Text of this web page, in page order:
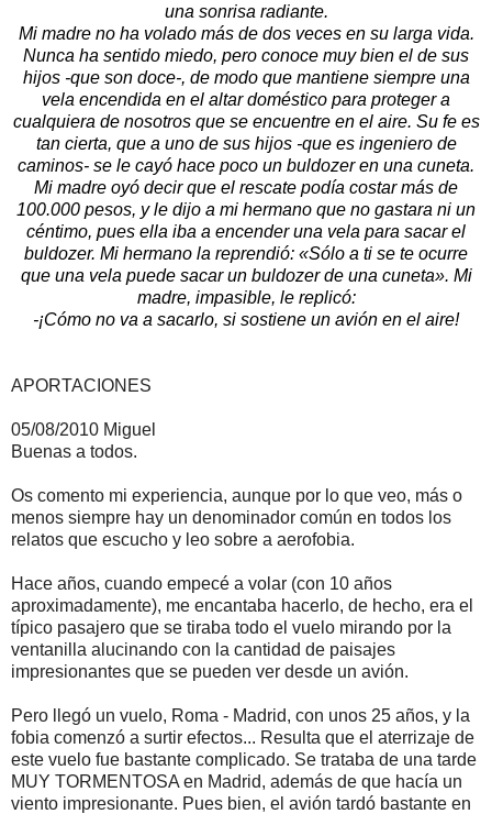
una sonrisa radiante.
Mi madre no ha volado más de dos veces en su larga vida.
Nunca ha sentido miedo, pero conoce muy bien el de sus
hijos -que son doce-, de modo que mantiene siempre una
vela encendida en el altar doméstico para proteger a
cualquiera de nosotros que se encuentre en el aire. Su fe es
tan cierta, que a uno de sus hijos -que es ingeniero de
caminos- se le cayó hace poco un buldozer en una cuneta.
Mi madre oyó decir que el rescate podía costar más de
100.000 pesos, y le dijo a mi hermano que no gastara ni un
céntimo, pues ella iba a encender una vela para sacar el
buldozer. Mi hermano la reprendió: «Sólo a ti se te ocurre
que una vela puede sacar un buldozer de una cuneta». Mi
madre, impasible, le replicó:
-¡Cómo no va a sacarlo, si sostiene un avión en el aire!
APORTACIONES
05/08/2010 Miguel
Buenas a todos.
Os comento mi experiencia, aunque por lo que veo, más o
menos siempre hay un denominador común en todos los
relatos que escucho y leo sobre a aerofobia.
Hace años, cuando empecé a volar (con 10 años
aproximadamente), me encantaba hacerlo, de hecho, era el
típico pasajero que se tiraba todo el vuelo mirando por la
ventanilla alucinando con la cantidad de paisajes
impresionantes que se pueden ver desde un avión.
Pero llegó un vuelo, Roma - Madrid, con unos 25 años, y la
fobia comenzó a surtir efectos... Resulta que el aterrizaje de
este vuelo fue bastante complicado. Se trataba de una tarde
MUY TORMENTOSA en Madrid, además de que hacía un
viento impresionante. Pues bien, el avión tardó bastante en